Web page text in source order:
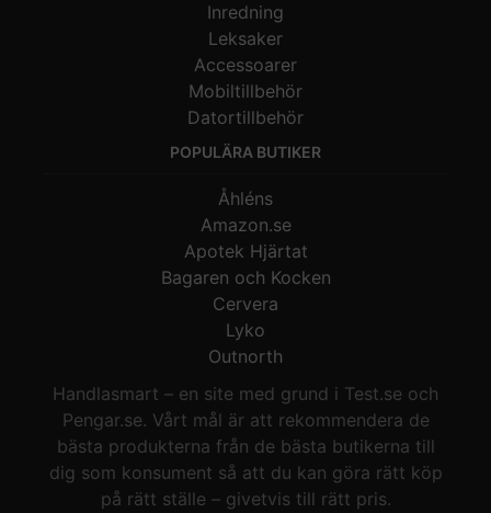
Inredning
Leksaker
Accessoarer
Mobiltillbehör
Datortillbehör
POPULÄRA BUTIKER
Åhléns
Amazon.se
Apotek Hjärtat
Bagaren och Kocken
Cervera
Lyko
Outnorth
Handlasmart – en site med grund i Test.se och
Pengar.se. Vårt mål är att rekommendera de
bästa produkterna från de bästa butikerna till
dig som konsument så att du kan göra rätt köp
på rätt ställe – givetvis till rätt pris.